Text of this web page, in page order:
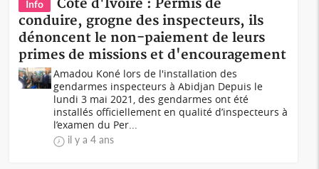
Info
Côte d'Ivoire : Permis de
conduire, grogne des inspecteurs, ils
dénoncent le non-paiement de leurs
primes de missions et d'encouragement
Amadou Koné lors de l'installation des
gendarmes inspecteurs à Abidjan Depuis le
lundi 3 mai 2021, des gendarmes ont été
installés officiellement en qualité d’i­nspecteurs à
l’exam­en du Per...
il y a 4 ans